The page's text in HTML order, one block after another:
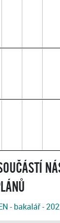
- bakalář -